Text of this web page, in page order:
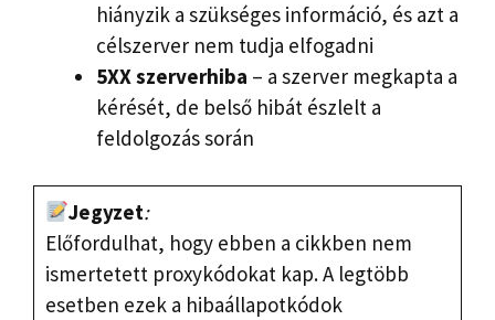
hiányzik a szükséges információ, és azt a
célszerver nem tudja elfogadni
5XX szerverhiba – a szerver megkapta a
kérését, de belső hibát észlelt a
feldolgozás során
Jegyzet:
Előfordulhat, hogy ebben a cikkben nem
ismertetett proxykódokat kap. A legtöbb
esetben ezek a hibaállapotkódok